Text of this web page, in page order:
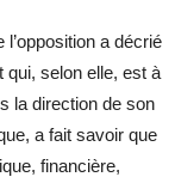
a décrié
qui, selon elle, est à
la direction de son
a fait savoir que
financière,